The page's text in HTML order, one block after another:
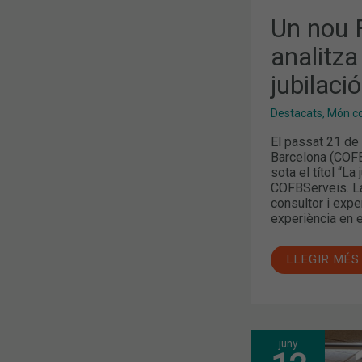
Un nou
Destacats, Món
El passat 21
Barcelona
sota el títol “La
COFBServeis.
consultor i
experiència en el
LLEGIR MÉS
juny
QUINES